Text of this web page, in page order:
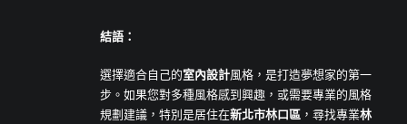
結語：
選擇適合自己的室內設計風格，是打造夢想家的第一
步。如果您對多種風格感到興趣，或需要專業的風格
規劃建議，特別是居住在新北市林口區 ，尋找專業林